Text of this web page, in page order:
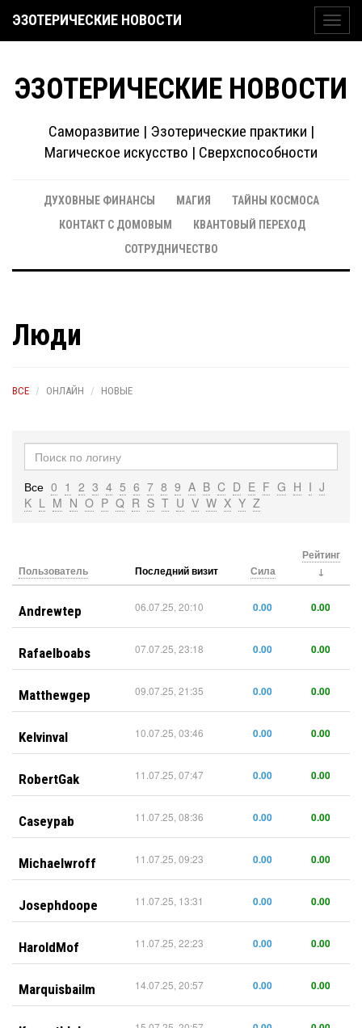
ЭЗОТЕРИЧЕСКИЕ НОВОСТИ
ЭЗОТЕРИЧЕСКИЕ НОВОСТИ
Саморазвитие | Эзотерические практики |
Магическое искусство | Сверхспособности
ДУХОВНЫЕ ФИНАНСЫ МАГИЯ
ТАЙНЫ КОСМОСА
КОНТАКТ С ДОМОВЫМ
КВАНТОВЫЙ ПЕРЕХОД
СОТРУДНИЧЕСТВО
Люди
ВСЕ ОНЛАЙН НОВЫЕ
Все 0 1 2 3 4 5 6 7 8 9 A B C D E F G H I J
K L M N O P Q R S T U V W X Y Z
Пользователь Последний визит Сила
Рейтинг
Andrewtep 06.07.25, 20:10 0.00 0.00
Rafaelboabs 07.07.25, 23:18 0.00 0.00
Matthewgep 09.07.25, 21:35 0.00 0.00
Kelvinval 10.07.25, 03:46 0.00 0.00
RobertGak 11.07.25, 07:47 0.00 0.00
Caseypab 11.07.25, 08:36 0.00 0.00
Michaelwroff 11.07.25, 09:23 0.00 0.00
Josephdoope 11.07.25, 13:31 0.00 0.00
HaroldMof 11.07.25, 22:23 0.00 0.00
Marquisbailm 14.07.25, 20:57 0.00 0.00